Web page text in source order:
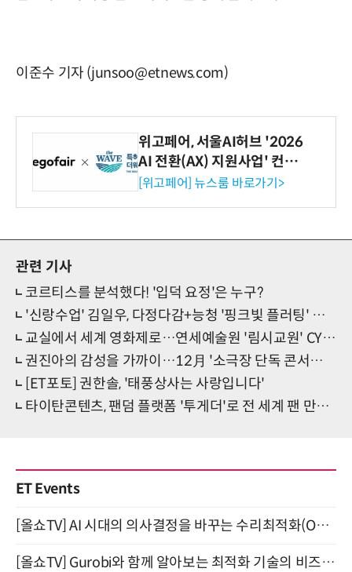
이준수 기자 (junsoo@etnews.com)
위고페어, 서울AI허브 '2026
AI 전환(AX) 지원사업' 컨소
시엄 선정
[위고페어] 뉴스룸 바로가기>
관련 기사
코르티스를 분석했다! '입덕 요정'은 누구?
'신랑수업' 김일우, 다정다감+능청 '핑크빛 플러팅' 눈길
교실에서 세계 영화제로…연세예술원 '림시교원' CYIFF 3관왕
권진아의 감성을 가까이…12月 '소극장 단독 콘서트' 선언
[ET포토] 권한솔, '태풍상사는 사랑입니다'
타이탄콘텐츠, 팬덤 플랫폼 '투게더'로 전 세계 팬 만난다
ET Events
[올쇼TV] AI 시대의 의사결정을 바꾸는 수리최적화(Optimization) 소개 (8/20 생방송)
[올쇼TV] Gurobi와 함께 알아보는 최적화 기술의 비즈니스 활용 (8월 20일 생방송)